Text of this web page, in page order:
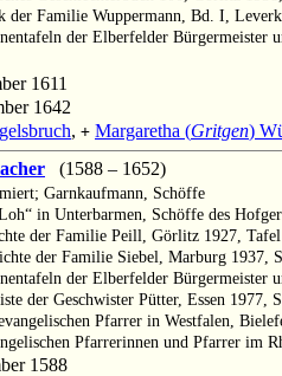
der Familie Wuppermann, Bd. I,
der Elberfelder Bürgermeister
1611
1642
, + Margaretha (Gritgen)
(1588 – 1652)
Garnkaufmann, Schöffe
in Unterbarmen, Schöffe des
der Familie Peill, Görlitz 1927,
der Familie Siebel, Marburg 1937,
der Elberfelder Bürgermeister
der Geschwister Pütter, Essen 1977,
Pfarrer in Westfalen,
Pfarrerinnen und Pfarrer im
1588